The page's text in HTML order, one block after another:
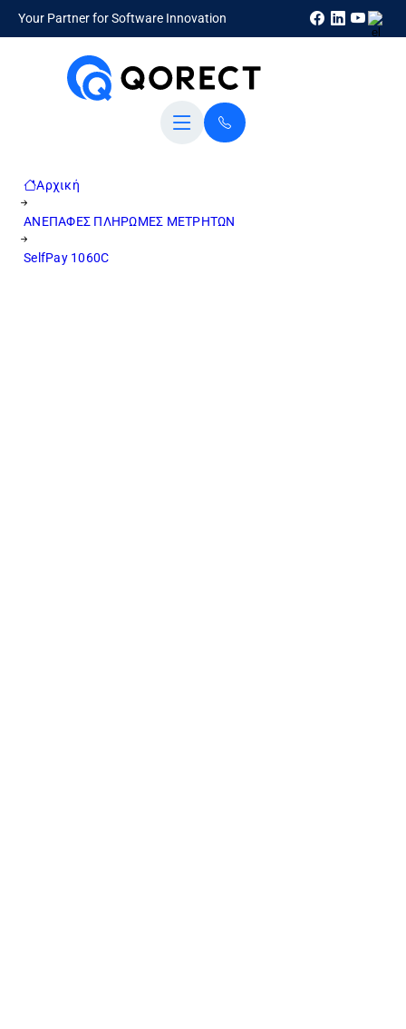
Your Partner for Software Innovation
Αρχική
ΑΝΕΠΑΦΕΣ ΠΛΗΡΩΜΕΣ ΜΕΤΡΗΤΩΝ
SelfPay 1060C